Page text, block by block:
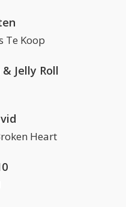
Te Koop
Jelly Roll
Heart